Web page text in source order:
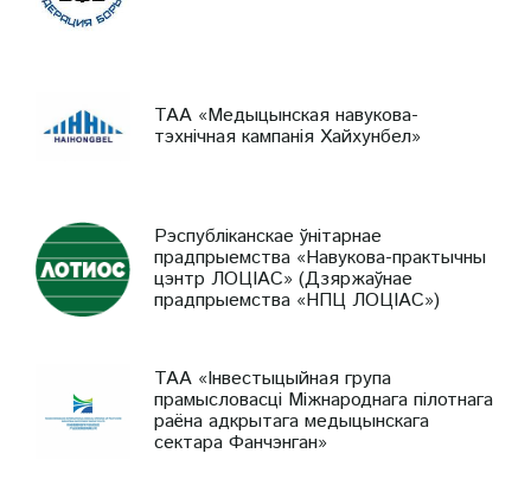
ТАА «Медыцынская навукова-
тэхнічная кампанія Хайхунбел»
Рэспубліканскае ўнітарнае
прадпрыемства «Навукова-практычны
цэнтр ЛОЦІАС» (Дзяржаўнае
прадпрыемства «НПЦ ЛОЦІАС»)
ТАА «Інвестыцыйная група
прамысловасці Міжнароднага пілотнага
раёна адкрытага медыцынскага
сектара Фанчэнган»